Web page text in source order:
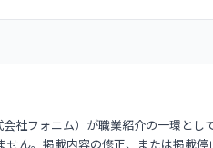
社フォニム）が職業紹介の一環とし
ん。掲載内容の修正、または掲載停